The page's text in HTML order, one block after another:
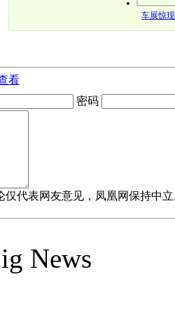
车展惊
看
密码
仅代表网友意见，凤凰网保持中
News